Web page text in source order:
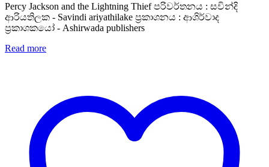
Percy Jackson and the Lightning Thief පරිවර්තනය : සවින්දි
ආරියතිලක - Savindi ariyathilake ප්‍රකාශනය : ආශිර්වාද
ප්‍රකාශකයෝ - Ashirwada publishers
Read more